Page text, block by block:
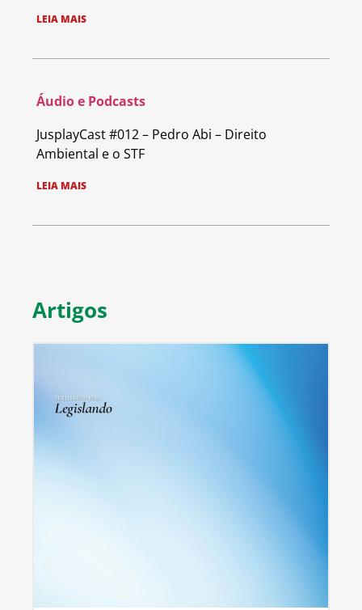
LEIA MAIS
Áudio e Podcasts
JusplayCast #012 – Pedro Abi – Direito
Ambiental e o STF
LEIA MAIS
Artigos